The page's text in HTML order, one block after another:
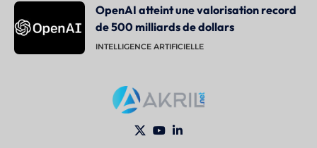
OpenAI atteint une valorisation record
de 500 milliards de dollars
INTELLIGENCE ARTIFICIELLE